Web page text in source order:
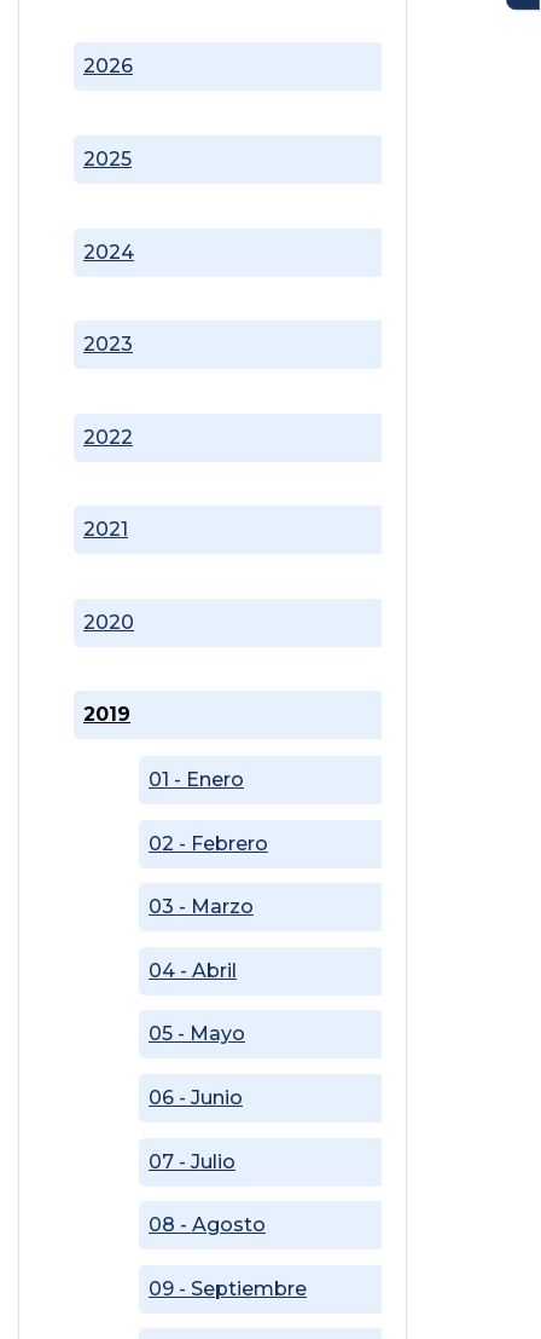
2019
01 - Enero
02 - Febrero
03 - Marzo
04 - Abril
05 - Mayo
06 - Junio
07 - Julio
08 - Agosto
09 - Septiembre
2020
2021
2022
2023
2024
2025
2026